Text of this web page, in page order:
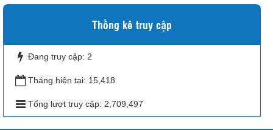
Thống kê truy cập
Đang truy cập: 2
Tháng hiện tại: 15,418
Tổng lượt truy cập: 2,709,497